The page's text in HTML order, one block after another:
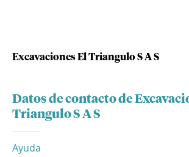
Excavaciones El Triangulo S A S
Datos de contacto de
Triangulo S A S
Ayuda